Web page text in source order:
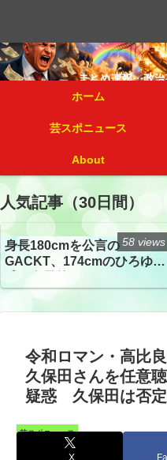
ホーム
芸スポニュース
About
人気記事（30日間）
身長180cmを公言の
GACKT、174cmのひろゆき
トざわつき イベントでの
真が話題
58 views
令和ロマン・高比
久保田さんを任意
疑惑 久保田は否定
芸スポニュース